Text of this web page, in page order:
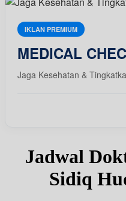
IKLAN PREMIUM
MEDICAL
Jaga Kesehatan &
Jadwal
Sidiq